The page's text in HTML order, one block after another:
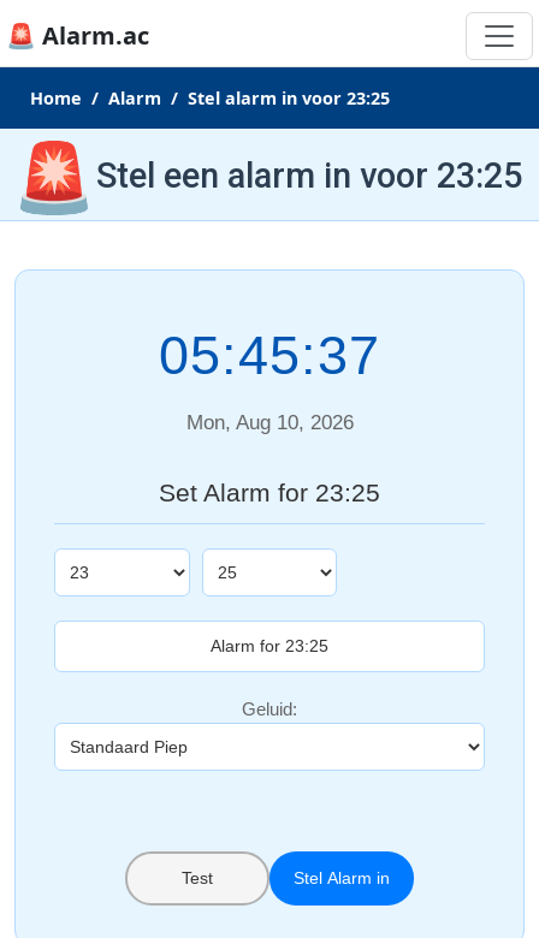
🚨 Alarm.ac
Home Alarm Stel alarm in voor 23:25
🚨 Stel een alarm in voor 23:25
05:45:37
Mon, Aug 10, 2026
Set Alarm for 23:25
Geluid:
Test Stel Alarm in